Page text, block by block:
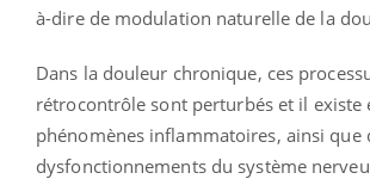
à-dire de modulation naturelle de la
Dans la douleur chronique, ces
rétrocontrôle sont perturbés et il existe
phénomènes inflammatoires, ainsi que
dysfonctionnements du système